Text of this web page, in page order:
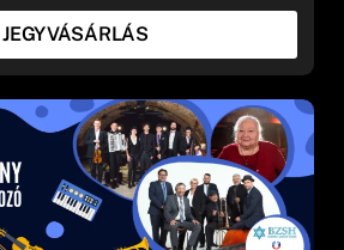
JEGYVÁSÁRLÁS